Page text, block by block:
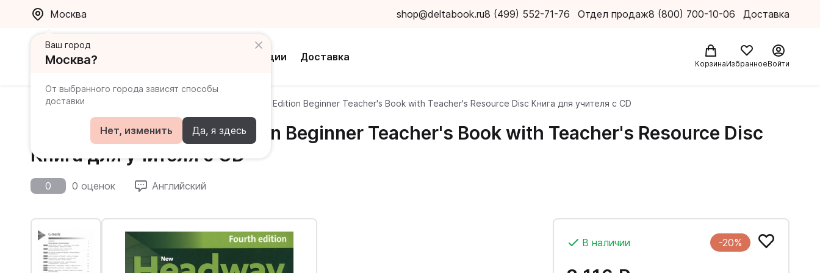
Москва shop@deltabook.ru8 (499) 552-71-76 Отдел продаж8 (800) 700-10-06 Доставка
Акции Доставка
КорзинаИзбранноеВойти
Ваш город
Москва?
От выбранного города зависят способы
доставки
Нет, изменить Да, я здесь
Главная Каталог New Headway Fourth Edition Beginner Teacher's Book with Teacher's Resource Disc Книга для учителя c CD
New Headway Fourth Edition Beginner Teacher's Book with Teacher's Resource Disc
Книга для учителя c CD
0 0 оценок Английский
В наличии -20%